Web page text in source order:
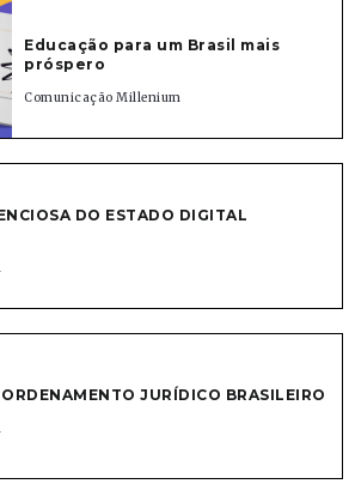
Educação para um Brasil mais
próspero
Comunicação Millenium
DO ESTADO DIGITAL
JURÍDICO BRASILEIRO